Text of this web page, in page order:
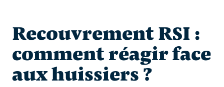
Recouvrement RSI :
comment réagir face
aux huissiers ?